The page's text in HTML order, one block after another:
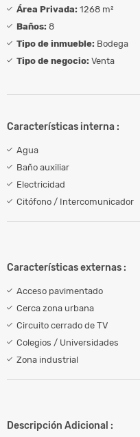
Área Privada: 1268 m²
Baños: 8
Tipo de inmueble: Bodega
Tipo de negocio: Venta
Características interna :
Agua
Baño auxiliar
Electricidad
Citófono / Intercomunicador
Características externas :
Acceso pavimentado
Cerca zona urbana
Circuito cerrado de TV
Colegios / Universidades
Zona industrial
Descripción Adicional :